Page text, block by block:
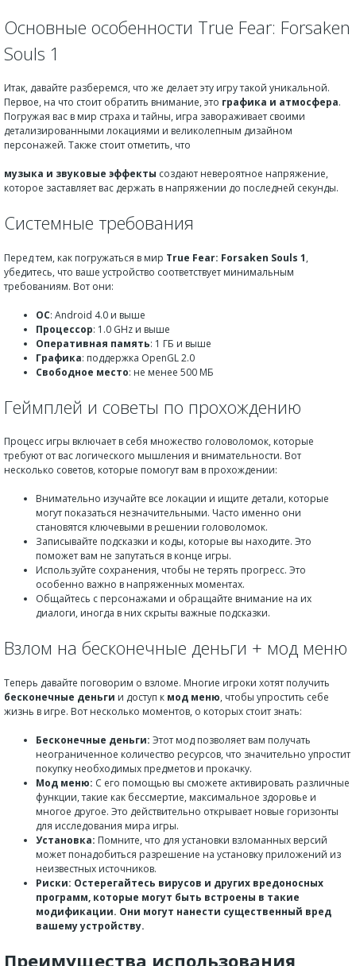
Основные особенности True Fear: Forsaken
Souls 1
Итак, давайте разберемся, что же делает эту игру такой уникальной.
Первое, на что стоит обратить внимание, это графика и атмосфера.
Погружая вас в мир страха и тайны, игра завораживает своими
детализированными локациями и великолепным дизайном
персонажей. Также стоит отметить, что
музыка и звуковые эффекты создают невероятное напряжение,
которое заставляет вас держать в напряжении до последней секунды.
Системные требования
Перед тем, как погружаться в мир True Fear: Forsaken Souls 1,
убедитесь, что ваше устройство соответствует минимальным
требованиям. Вот они:
ОС: Android 4.0 и выше
Процессор: 1.0 GHz и выше
Оперативная память: 1 ГБ и выше
Графика: поддержка OpenGL 2.0
Свободное место: не менее 500 МБ
Геймплей и советы по прохождению
Процесс игры включает в себя множество головоломок, которые
требуют от вас логического мышления и внимательности. Вот
несколько советов, которые помогут вам в прохождении:
Внимательно изучайте все локации и ищите детали, которые
могут показаться незначительными. Часто именно они
становятся ключевыми в решении головоломок.
Записывайте подсказки и коды, которые вы находите. Это
поможет вам не запутаться в конце игры.
Используйте сохранения, чтобы не терять прогресс. Это
особенно важно в напряженных моментах.
Общайтесь с персонажами и обращайте внимание на их
диалоги, иногда в них скрыты важные подсказки.
Взлом на бесконечные деньги + мод меню
Теперь давайте поговорим о взломе. Многие игроки хотят получить
бесконечные деньги и доступ к мод меню, чтобы упростить себе
жизнь в игре. Вот несколько моментов, о которых стоит знать:
Бесконечные деньги: Этот мод позволяет вам получать
неограниченное количество ресурсов, что значительно упростит
покупку необходимых предметов и прокачку.
Мод меню: С его помощью вы сможете активировать различные
функции, такие как бессмертие, максимальное здоровье и
многое другое. Это действительно открывает новые горизонты
для исследования мира игры.
Установка: Помните, что для установки взломанных версий
может понадобиться разрешение на установку приложений из
неизвестных источников.
Риски: Остерегайтесь вирусов и других вредоносных
программ, которые могут быть встроены в такие
модификации. Они могут нанести существенный вред
вашему устройству.
Преимущества использования